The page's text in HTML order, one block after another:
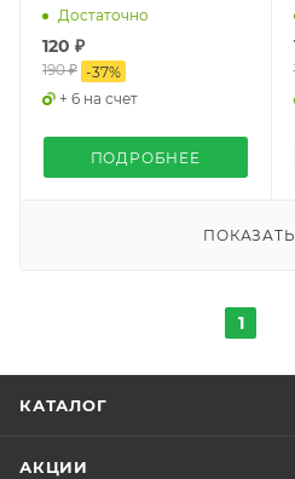
Федерация
Кикбоксинга России
серебряный
Достаточно
120 ₽
190 ₽ -37%
+ 6 на счет
ПОДРОБНЕЕ
1
КАТАЛОГ
АКЦИИ